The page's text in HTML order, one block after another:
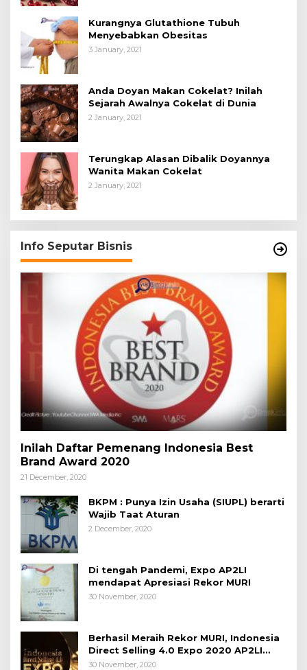
Kurangnya Glutathione Tubuh
Menyebabkan Obesitas
3 January, 2021
Anda Doyan Makan Cokelat? Inilah
Sejarah Awalnya Cokelat di Dunia
2 January, 2021
Terungkap Alasan Dibalik Doyannya
Wanita Makan Cokelat
2 January, 2021
Info Seputar Bisnis
Inilah Daftar Pemenang Indonesia Best
Brand Award 2020
21 December, 2020
BKPM : Punya Izin Usaha (SIUPL) berarti
Wajib Taat Aturan
2 December, 2020
Di tengah Pandemi, Expo AP2LI
mendapat Apresiasi Rekor MURI
30 November, 2020
Berhasil Meraih Rekor MURI, Indonesia
Direct Selling 4.0 Expo 2020 AP2LI
berakhir sangat memuaskan
30 November, 2020